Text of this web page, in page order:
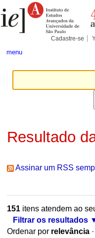
para
conteúdo.
Pessoais
Cadastre-se
menu
Resultado
Assinar um RSS
151itens atendem ao
Filtrar os resultados
Ordenar por relevância ·